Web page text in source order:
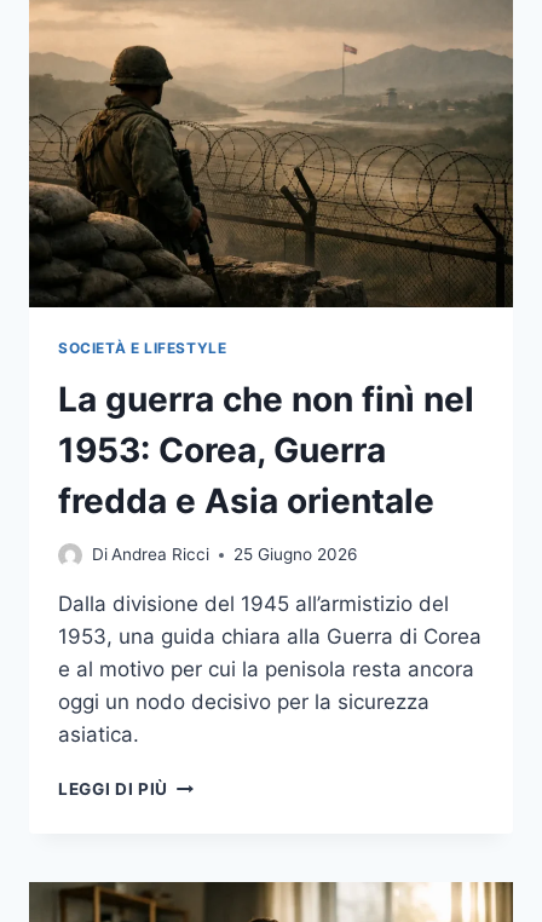
CASA:
INTERVENTI
ECONOMICI
VELOCI
PER
TAGLIARE
GLI
SPRECHI
SOCIETÀ E LIFESTYLE
La guerra che non finì nel
1953: Corea, Guerra
fredda e Asia orientale
DiAndrea Ricci 25 Giugno 2026
Dalla divisione del 1945 all’armistizio del
1953, una guida chiara alla Guerra di Corea
e al motivo per cui la penisola resta ancora
oggi un nodo decisivo per la sicurezza
asiatica.
LEGGI DI PIÙ LA
FINÌ
NEL